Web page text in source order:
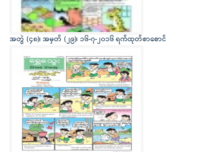
အတွဲ (၄၈)၊ အမှတ် (၂၉)၊ ၁၆-၇-၂၀၁၆ ရက်ထုတ်စာစောင်